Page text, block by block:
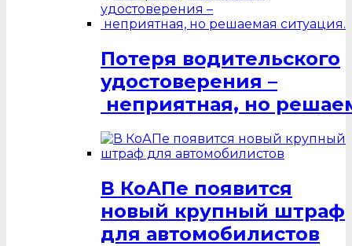
Потеря водительского
удостоверения –
неприятная, но
В КоАПе появится
новый крупный штраф
для автомобилистов